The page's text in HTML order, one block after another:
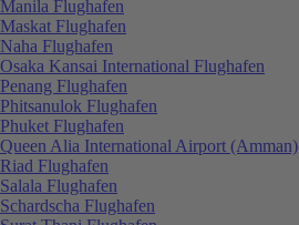
Manila Flughafen
Maskat Flughafen
Naha Flughafen
Osaka Kansai International Flughafen
Penang Flughafen
Phitsanulok Flughafen
Phuket Flughafen
Queen Alia International Airport (Amman)
Riad Flughafen
Salala Flughafen
Schardscha Flughafen